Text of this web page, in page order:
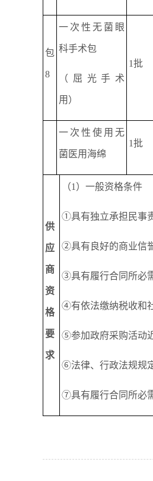
包
8
一次性无菌眼
科手术包
（屈光手术
用）
1批
一次性使用无
菌医用海绵
1批
供
应
商
资
格
要
求
（1）一般资格条件
①具有独立承担民事
②具有良好的商业信
③具有履行合同所必
④有依法缴纳税收和
⑤参加政府采购活动
⑥法律、行政法规规
⑦具有履行合同所必